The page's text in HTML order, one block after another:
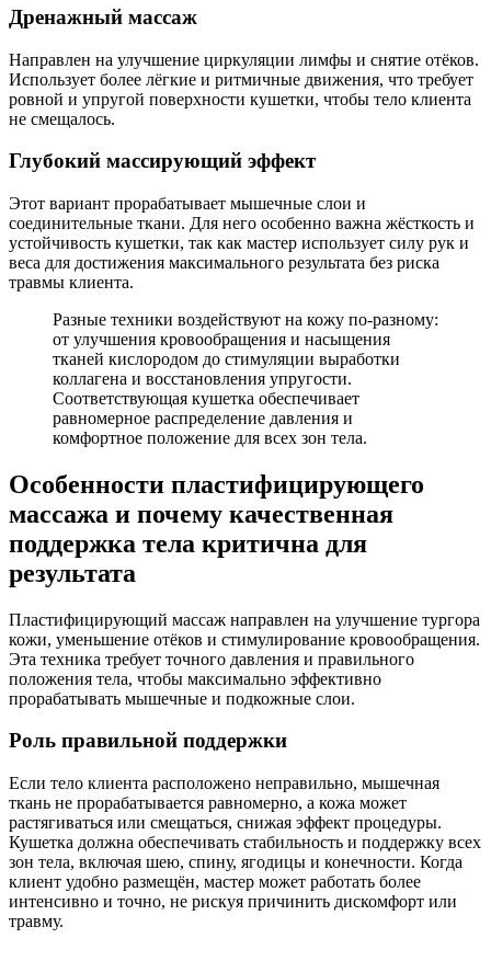
Дренажный массаж
Направлен на улучшение циркуляции лимфы и снятие отёков.
Использует более лёгкие и ритмичные движения, что требует
ровной и упругой поверхности кушетки, чтобы тело клиента
не смещалось.
Глубокий массирующий эффект
Этот вариант прорабатывает мышечные слои и
соединительные ткани. Для него особенно важна жёсткость и
устойчивость кушетки, так как мастер использует силу рук и
веса для достижения максимального результата без риска
травмы клиента.
Разные техники воздействуют на кожу по-разному:
от улучшения кровообращения и насыщения
тканей кислородом до стимуляции выработки
коллагена и восстановления упругости.
Соответствующая кушетка обеспечивает
равномерное распределение давления и
комфортное положение для всех зон тела.
Особенности пластифицирующего
массажа и почему качественная
поддержка тела критична для
результата
Пластифицирующий массаж направлен на улучшение тургора
кожи, уменьшение отёков и стимулирование кровообращения.
Эта техника требует точного давления и правильного
положения тела, чтобы максимально эффективно
прорабатывать мышечные и подкожные слои.
Роль правильной поддержки
Если тело клиента расположено неправильно, мышечная
ткань не прорабатывается равномерно, а кожа может
растягиваться или смещаться, снижая эффект процедуры.
Кушетка должна обеспечивать стабильность и поддержку всех
зон тела, включая шею, спину, ягодицы и конечности. Когда
клиент удобно размещён, мастер может работать более
интенсивно и точно, не рискуя причинить дискомфорт или
травму.